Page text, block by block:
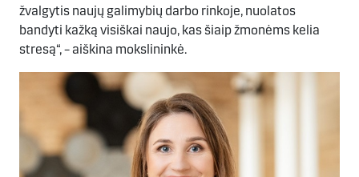
žvalgytis naujų galimybių darbo rinkoje, nuolatos
bandyti kažką visiškai naujo, kas šiaip žmonėms kelia
stresą“, – aiškina mokslininkė.